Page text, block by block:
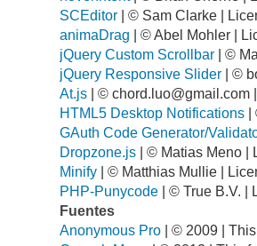
SCEditor | © Sam Clarke |
animaDrag | © Abel Mohler |
jQuery Custom Scrollbar | ©
jQuery Responsive Slider | ©
At.js | ©chord.luo@gmail.com
HTML5 Desktop Notifications
GAuth Code Generator/
Dropzone.js | © Matias Meno
Minify | © Matthias Mullie |
PHP-Punycode | © True B.V. |
Fuentes
Anonymous Pro | © 2009 |